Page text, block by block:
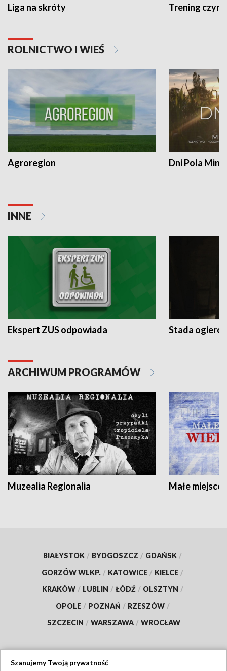
Liga na skróty Trening czyni
ROLNICTWO I WIEŚ
Agroregion Dni Pola
INNE
Ekspert ZUS odpowiada Stada
ARCHIWUM PROGRAMÓW
Muzealia Regionalia Małe
BIAŁYSTOK / BYDGOSZCZ / GDAŃSK /
GORZÓW WLKP. / KATOWICE / KIELCE /
KRAKÓW / LUBLIN / ŁÓDŹ / OLSZTYN /
OPOLE / POZNAŃ / RZESZÓW /
SZCZECIN / WARSZAWA / WROCŁAW
Szanujemy Twoją prywatność